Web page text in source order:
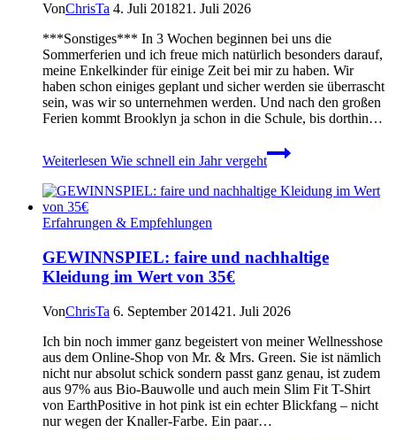
VonChrisTa 4. Juli 201821. Juli 2026
***Sonstiges*** In 3 Wochen beginnen bei uns die
Sommerferien und ich freue mich natürlich besonders darauf,
meine Enkelkinder für einige Zeit bei mir zu haben. Wir
haben schon einiges geplant und sicher werden sie überrascht
sein, was wir so unternehmen werden. Und nach den großen
Ferien kommt Brooklyn ja schon in die Schule, bis dorthin…
Weiterlesen Wie schnell ein Jahr vergeht
Erfahrungen & Empfehlungen
GEWINNSPIEL: faire und nachhaltige
Kleidung im Wert von 35€
VonChrisTa 6. September 201421. Juli 2026
Ich bin noch immer ganz begeistert von meiner Wellnesshose
aus dem Online-Shop von Mr. & Mrs. Green. Sie ist nämlich
nicht nur absolut schick sondern passt ganz genau, ist zudem
aus 97% aus Bio-Bauwolle und auch mein Slim Fit T-Shirt
von EarthPositive in hot pink ist ein echter Blickfang – nicht
nur wegen der Knaller-Farbe. Ein paar…